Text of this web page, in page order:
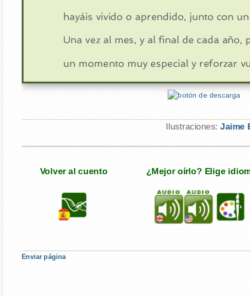
hayáis vivido o aprendido, junto con
Una vez al mes, y al final de cada
un momento muy especial y reforzar
Ilustraciones: Jaime
Volver al cuento ¿Mejor oírlo? Elige
Enviar página